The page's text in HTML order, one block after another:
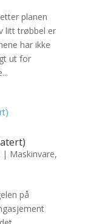
planen
litt trøbbel er
har ikke
ut for
| Maskinvare,
på